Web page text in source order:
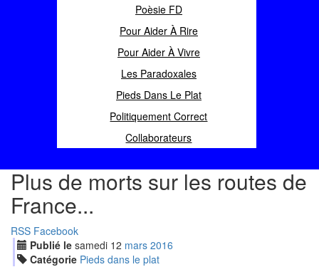
Poèsie FD
Pour Aider À Rire
Pour Aider À Vivre
Les Paradoxales
Pieds Dans Le Plat
Politiquement Correct
Collaborateurs
Plus de morts sur les routes de
France...
RSS Facebook
Publié le samedi 12 mars 2016
Catégorie Pieds dans le plat